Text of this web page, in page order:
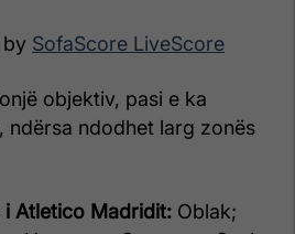
by SofaScore LiveScore
objektiv, pasi e ka
ndërsa ndodhet larg zonës
i Atletico Madridit: Oblak;